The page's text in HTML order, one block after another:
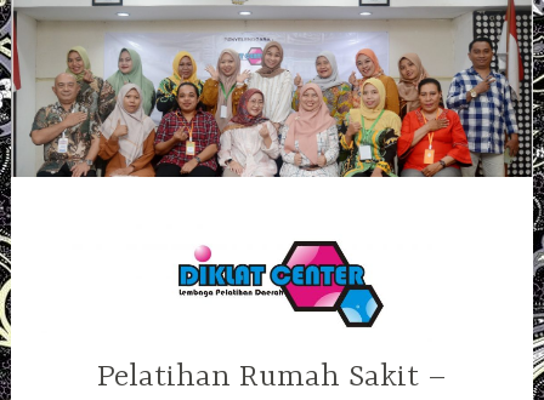
Skip
to
content
Pelatihan Rumah Sakit –